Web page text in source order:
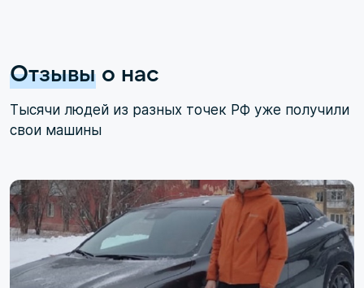
Отзывы о нас
Тысячи людей из разных точек РФ уже получили
свои машины